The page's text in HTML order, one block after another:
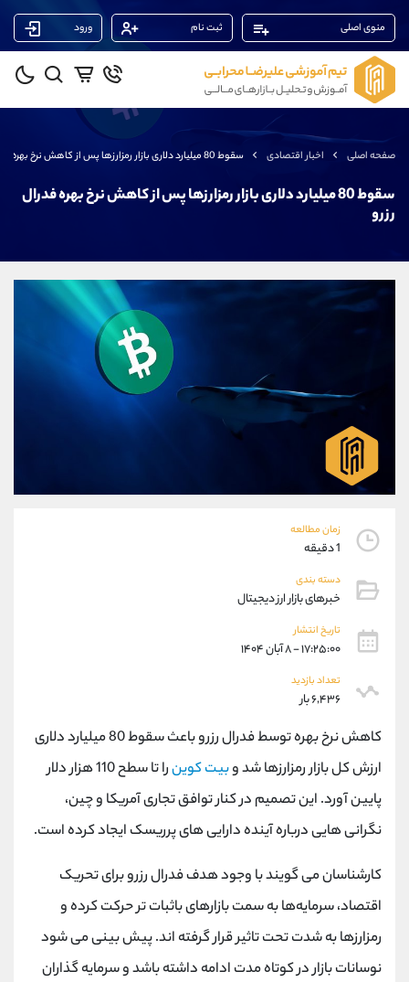
منوی اصلی ثبت نام ورود
صفحه اصلی اخبار اقتصادی سقوط 80 میلیارد دلاری بازار رمزارزها پس از کاهش نرخ بهره فدرال رزرو
سقوط 80 میلیارد دلاری بازار رمزارزها پس از کاهش نرخ بهره فدرال
رزرو
زمان مطالعه
1 دقیقه
دسته بندی
خبرهای بازار ارز دیجیتال
تاریخ انتشار
۱۷:۲۵:۰۰ - ۸ آبان ۱۴۰۴
تعداد بازدید
۶,۴۳۶ بار
کاهش نرخ بهره توسط فدرال رزرو باعث سقوط 80 میلیارد دلاری
ارزش کل بازار رمزارزها شد وبیت کوین
را تا سطح 110 هزار دلار
پایین آورد. این تصمیم در کنار توافق تجاری آمریکا و چین،
نگرانی هایی درباره آینده دارایی های پرریسک ایجاد کرده است.
کارشناسان می گویند با وجود هدف فدرال رزرو برای تحریک
اقتصاد، سرمایه‌ها به سمت بازارهای باثبات تر حرکت کرده و
رمزارزها به شدت تحت تاثیر قرار گرفته اند. پیش بینی می شود
نوسانات بازار در کوتاه مدت ادامه داشته باشد و سرمایه گذاران
پشتیبان فروش (فائزه تهرانی)
09101364784
واتساپ شروع گفتگو
تلگرام @Armteam_admin_104
104
موبایل 09194198792
شروع گفتگو
تلگرام @Armteam_admin_33
داخلی
(محسن یزدی)
موبایل 09304891085
واتساپ
تلگرام
داخلی
پشتیبان فروش
واتساپ
داخلی
اطلاعات تماس (دفتر فروش)
تلفن 021-22021040
90001030
اینستاگرام @alireza.mehrabii
کانال تلگرام @alirezamehrabi_com
کانال بله @alirezamehrabi_official